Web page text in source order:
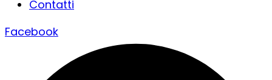
Contatti
Facebook